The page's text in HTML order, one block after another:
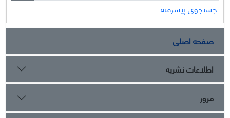
جستجوی پیشرفته
صفحه اصلی
اطلاعات نشریه
مرور